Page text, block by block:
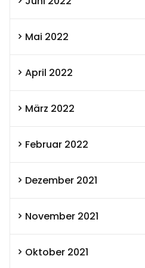
Mai 2022
April 2022
März 2022
Februar 2022
Dezember 2021
November 2021
Oktober 2021